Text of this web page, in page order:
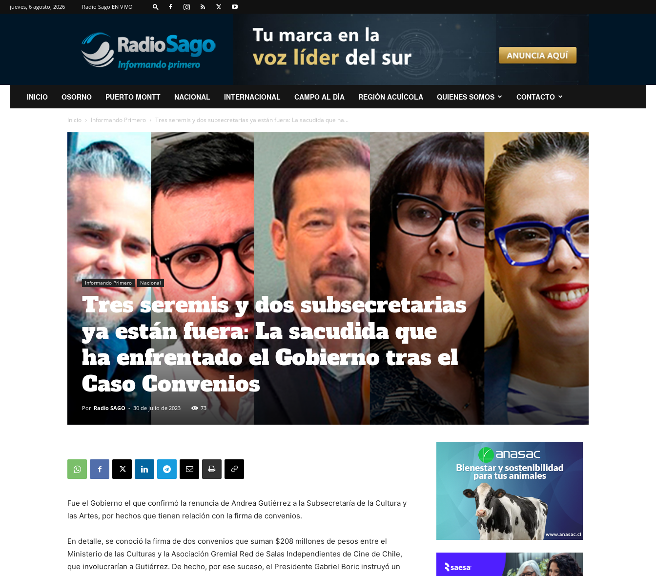
jueves, 6 agosto, 2026 Radio Sago EN VIVO
RadioSago
INICIO OSORNO PUERTO MONTT NACIONAL INTERNACIONAL CAMPO AL DÍA REGIÓN ACUÍCOLA QUIENES SOMOS CONTACTO
Inicio Informando Primero Tres seremis y dos subsecretarias ya están fuera: La sacudida que ha...
Informando Primero Nacional
Tres seremis y dos subsecretarias
ya están fuera: La sacudida que
ha enfrentado el Gobierno tras el
Caso Convenios
Por Radio SAGO - 30 de julio de 2023 73
Fue el Gobierno el que confirmó la renuncia de Andrea Gutiérrez a la Subsecretaría de la Cultura y
las Artes, por hechos que tienen relación con la firma de convenios.
En detalle, se conoció la firma de dos convenios que suman $208 millones de pesos entre el
Ministerio de las Culturas y la Asociación Gremial Red de Salas Independientes de Cine de Chile,
que involucrarían a Gutiérrez. De hecho, por ese suceso, el Presidente Gabriel Boric instruyó un